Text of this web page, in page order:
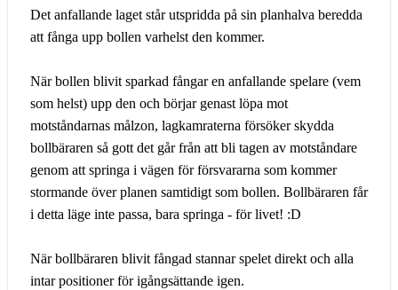
Det anfallande laget står utspridda på sin planhalva beredda
att fånga upp bollen varhelst den kommer.
När bollen blivit sparkad fångar en anfallande spelare (vem
som helst) upp den och börjar genast löpa mot
motståndarnas målzon, lagkamraterna försöker skydda
bollbäraren så gott det går från att bli tagen av motståndare
genom att springa i vägen för försvararna som kommer
stormande över planen samtidigt som bollen. Bollbäraren får
i detta läge inte passa, bara springa - för livet! :D
När bollbäraren blivit fångad stannar spelet direkt och alla
intar positioner för igångsättande igen.